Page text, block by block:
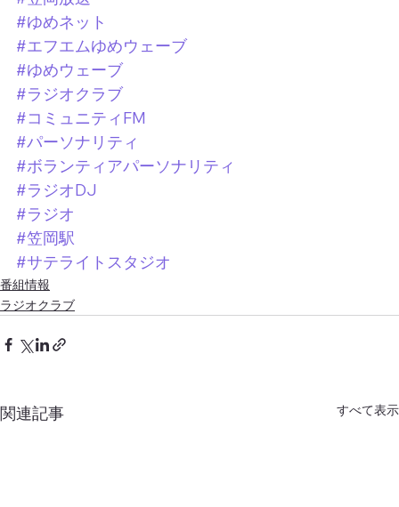
#ゆめネット
#エフエムゆめウェーブ
#ゆめウェーブ
#ラジオクラブ
#コミュニティFM
#パーソナリティ
#ボランティアパーソナリティ
#ラジオDJ
#ラジオ
#笠岡駅
#サテライトスタジオ
番組情報
ラジオクラブ
関連記事 すべて表示